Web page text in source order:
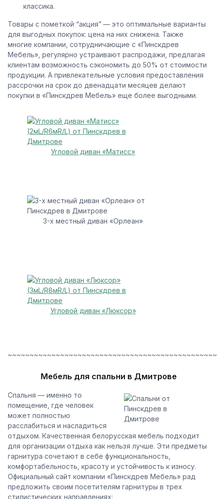
классика.
Товары с пометкой “акция” — это оптимальные варианты
для выгодных покупок: цена на них снижена. Также
многие компании, сотрудничающие с «Пинскдрев
Мебель», регулярно устраивают распродажи, предлагая
клиентам возможность сэкономить до 50% от стоимости
продукции. А привлекательные условия предоставления
рассрочки на срок до двенадцати месяцев делают
покупки в «Пинскдрев Мебель» еще более выгодными.
Угловой диван «Матисс»
3-х местный диван «Орлеан»
Угловой диван «Люксор»
Мебель для спальни в Дмитрове
Спальня — именно то
помещение, где человек
может полностью
расслабиться и насладиться
отдыхом. Качественная белорусская мебель подходит
для организации отдыха как нельзя лучше. Эти предметы
гарнитура сочетают в себе функциональность,
комфортабельность, красоту и устойчивость к износу.
Официальный сайт компании «Пинскдрев Мебель» рад
предложить своим посетителям гарнитуры в трех
стилистических направлениях: